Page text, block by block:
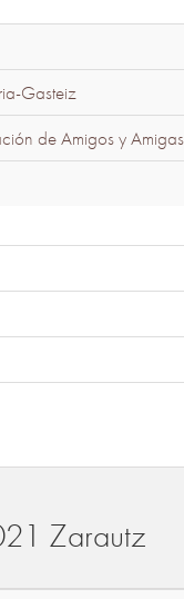
Gasteiz
de Amigos y
Zarautz